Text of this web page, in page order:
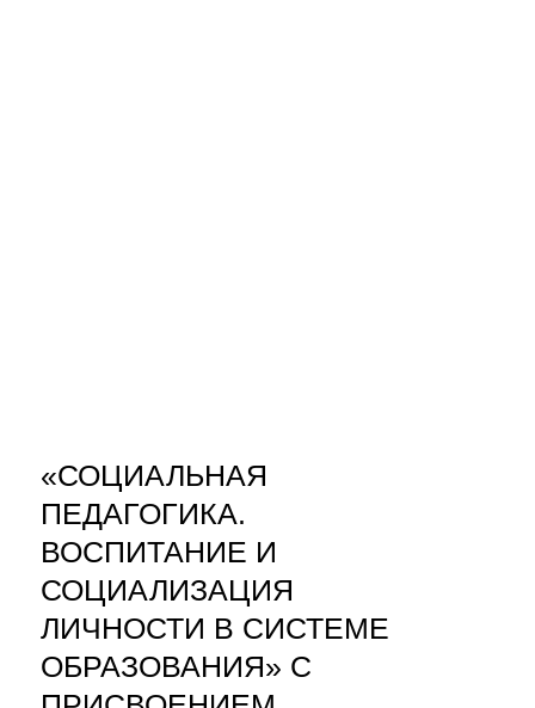
«СОЦИАЛЬНАЯ
ПЕДАГОГИКА.
ВОСПИТАНИЕ И
СОЦИАЛИЗАЦИЯ
ЛИЧНОСТИ В СИСТЕМЕ
ОБРАЗОВАНИЯ» С